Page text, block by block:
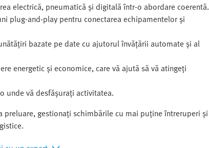
electrică, pneumatică și digitală într-o abordare coerentă.
plug-and-play pentru conectarea echipamentelor și
bazate pe date cu ajutorul învățării automate și al
energetic și economice, care vă ajută să vă atingeți
unde vă desfășurați activitatea.
preluare, gestionați schimbările cu mai puține întreruperi și